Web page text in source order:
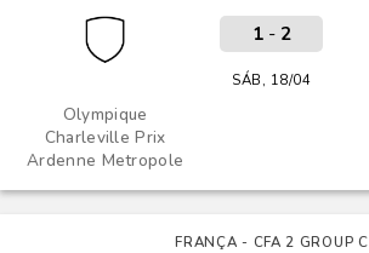
Olympique
Charleville Prix
Ardenne Metropole
1- 2
SÁB, 18/04
FRANÇA - CFA 2 GROUP C